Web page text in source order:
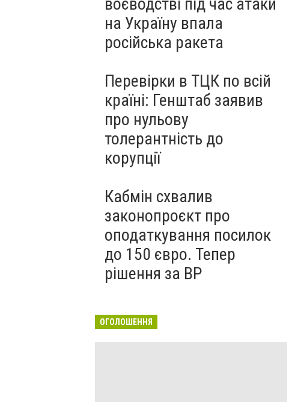
на Україну впала
російська ракета
Перевірки в ТЦК по всій
країні: Генштаб заявив
про нульову
толерантність до
корупції
Кабмін схвалив
законопроєкт про
оподаткування посилок
до 150 євро. Тепер
рішення за ВР
ОГОЛОШЕННЯ